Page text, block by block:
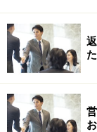
第3
第4
第5回
第6回
第7